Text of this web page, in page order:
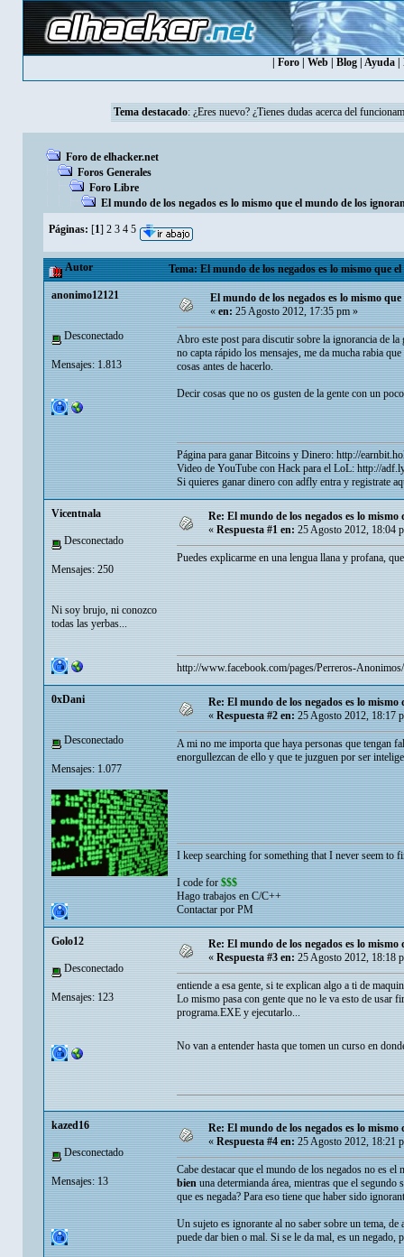
Foro Web Blog Ayuda
Tema destacado: ¿Eres nuevo? ¿Tienes dudas acerca del
Foro de elhacker.net
Foros Generales
Foro Libre
El mundo de los negados es lo mismo que el mundo de los
Páginas: [1] 2 3 4 5
Autor Tema: El mundo de los negados es lo mismo que
anonimo12121
Desconectado
Mensajes: 1.813
El mundo de los negados es lo mismo
«en:25 Agosto 2012, 17:35 pm »
Abro este post para discutir sobre la ignorancia de
no capta rápido los mensajes, me da mucha rabia
cosas antes de hacerlo.
Decir cosas que no os gusten de la gente con un
Página para ganar Bitcoins y Dinero:http://
Video de YouTube con Hack para el LoL:http://
Si quieres ganar dinero con adfly entra y registrate
Vicentnala
Desconectado
Mensajes: 250
Ni soy brujo, ni conozco
todas las yerbas...
Re: El mundo de los negados es lo
« Respuesta #1 en: 25 Agosto 2012, 18:04
Puedes explicarme en una lengua llana y profana,
http://www.facebook.com/pages/Perreros-
0xDani
Desconectado
Mensajes: 1.077
Re: El mundo de los negados es lo
«Respuesta #2 en:25 Agosto 2012, 18:17
A mi no me importa que haya personas que tengan
enorgullezcan de ello y que te juzguen por ser
I keep searching for something that I never seem
I code for$$$
Hago trabajos en C/C++
Contactar por PM
Golo12
Desconectado
Mensajes: 123
Re: El mundo de los negados es lo
« Respuesta #3 en: 25 Agosto 2012, 18:18
entiende a esa gente, si te explican algo a ti de
Lo mismo pasa con gente que no le va esto de usar
programa.EXE y ejecutarlo...
No van a entender hasta que tomen un curso en
kazed16
Desconectado
Mensajes: 13
Re: El mundo de los negados es lo
«Respuesta #4 en:25 Agosto 2012, 18:21
Cabe destacar que el mundo de los negados no es
bienuna determianda área, mientras que el segundo
que es negada? Para eso tiene que haber sido
Un sujeto es ignorante al no saber sobre un tema,
puede dar bien o mal. Si se le da mal, es un negado,